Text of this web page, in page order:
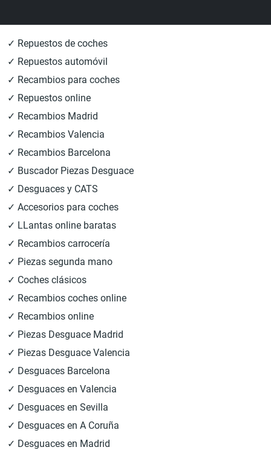
✓ Repuestos de coches
✓ Repuestos automóvil
✓ Recambios para coches
✓ Repuestos online
✓ Recambios Madrid
✓ Recambios Valencia
✓ Recambios Barcelona
✓ Buscador Piezas Desguace
✓ Desguaces y CATS
✓ Accesorios para coches
✓ LLantas online baratas
✓ Recambios carrocería
✓ Piezas segunda mano
✓ Coches clásicos
✓ Recambios coches online
✓ Recambios online
✓ Piezas Desguace Madrid
✓ Piezas Desguace Valencia
✓ Desguaces Barcelona
✓ Desguaces en Valencia
✓ Desguaces en Sevilla
✓ Desguaces en A Coruña
✓ Desguaces en Madrid